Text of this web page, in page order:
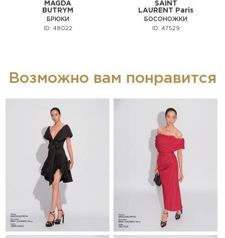
MAGDA
BUTRYM
БРЮКИ
ID: 48022
SAINT
LAURENT Paris
БОСОНОЖКИ
ID: 47529
Возможно вам понравится